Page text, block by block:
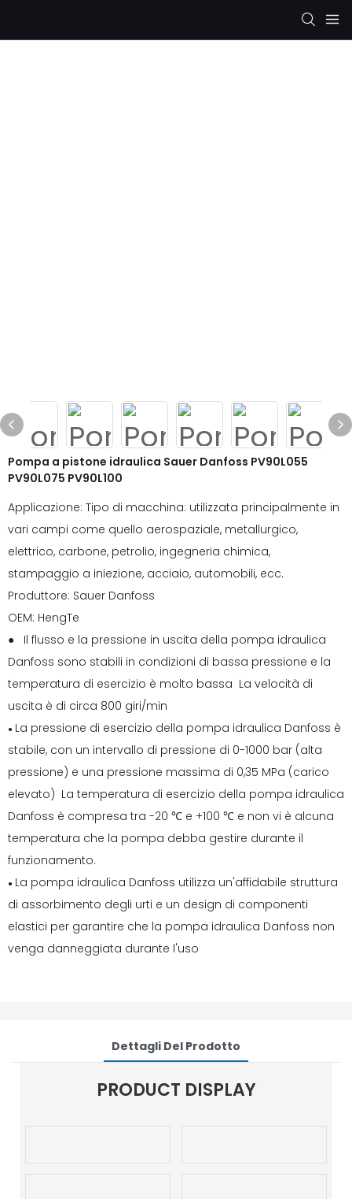
Pompa a pistone idraulica Sauer Danfoss PV90L055
PV90L075 PV90L100
Applicazione: Tipo di macchina: utilizzata principalmente in
vari campi come quello aerospaziale, metallurgico,
elettrico, carbone, petrolio, ingegneria chimica,
stampaggio a iniezione, acciaio, automobili, ecc.
Produttore: Sauer Danfoss
OEM: HengTe
● Il flusso e la pressione in uscita della pompa idraulica
Danfoss sono stabili in condizioni di bassa pressione e la
temperatura di esercizio è molto bassa La velocità di
uscita è di circa 800 giri/min
● La pressione di esercizio della pompa idraulica Danfoss è
stabile, con un intervallo di pressione di 0-1000 bar (alta
pressione) e una pressione massima di 0,35 MPa (carico
elevato) La temperatura di esercizio della pompa idraulica
Danfoss è compresa tra -20 ℃ e +100 ℃ e non vi è alcuna
temperatura che la pompa debba gestire durante il
funzionamento.
● La pompa idraulica Danfoss utilizza un'affidabile struttura
di assorbimento degli urti e un design di componenti
elastici per garantire che la pompa idraulica Danfoss non
venga danneggiata durante l'uso
Dettagli Del Prodotto
PRODUCT DISPLAY